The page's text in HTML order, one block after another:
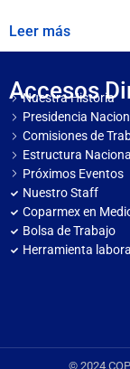
Leer más
Accesos
Nuestra Historia
Presidencia
Comisiones de
Estructura Nacional
Próximos Eventos
Nuestro Staff
Coparmex en
Bolsa de Trabajo
Herramienta
© 2024